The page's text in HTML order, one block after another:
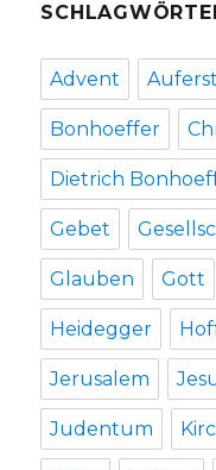
Advent
Bonhoeffer
Dietrich
Gebet
Glauben Gott
Heidegger
Jerusalem
Judentum